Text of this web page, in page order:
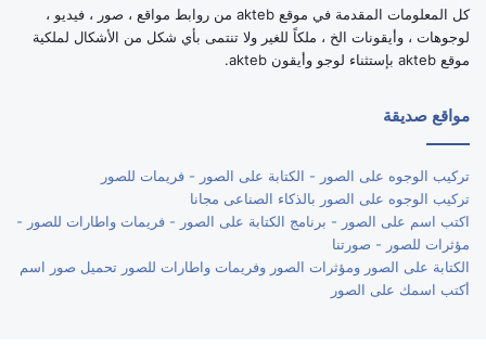
كل المعلومات المقدمة في موقع akteb من روابط مواقع ، صور ، فيديو ،
لوجوهات ، وأيقونات الخ ، ملكاً للغير ولا تنتمى بأي شكل من الأشكال لملكية
موقع akteb بإستثناء لوجو وأيقون akteb.
مواقع صديقة
تركيب الوجوه على الصور - الكتابة على الصور - فريمات للصور
تركيب الوجوه على الصور بالذكاء الصناعى مجانا
اكتب اسم على الصور - برنامج الكتابة على الصور - فريمات واطارات للصور -
مؤثرات للصور - صورتنا
الكتابة على الصور ومؤثرات الصور وفريمات واطارات للصور تحميل صور اسم
أكتب اسمك على الصور